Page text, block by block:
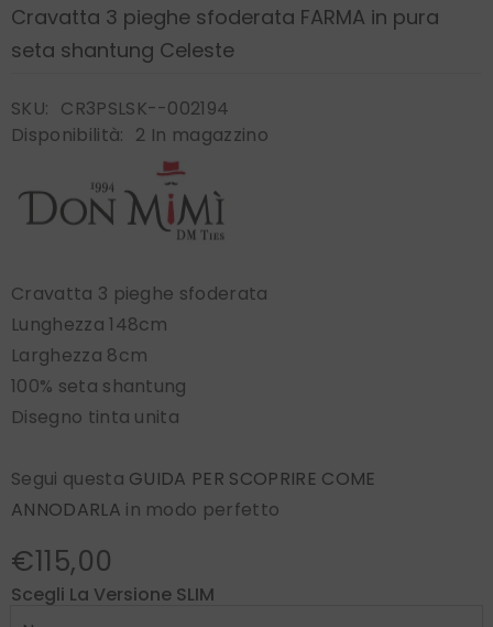
Cravatta 3 pieghe sfoderata FARMA in pura
seta shantung Celeste
SKU: CR3PSLSK--002194
Disponibilità: 2 In magazzino
Cravatta 3 pieghe sfoderata
Lunghezza 148cm
Larghezza 8cm
100% seta shantung
Disegno tinta unita
Segui questa GUIDA PER SCOPRIRE COME
ANNODARLA in modo perfetto
€115,00
Scegli La Versione SLIM